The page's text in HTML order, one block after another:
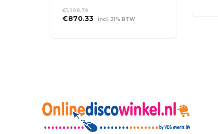
€1,208.79
Oorspronkelijke
was:
€870.33Huidige
is:
incl. 21% BTW
WINKELWAGEN